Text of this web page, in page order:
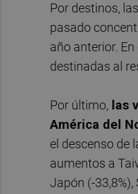
Por destinos,
pasado
año anterior.
destinadas al
Por último, las
América del
el descenso de
aumentos a
Japón (-33,8%),